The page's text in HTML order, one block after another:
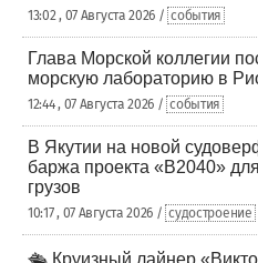
13:02 , 07 Августа 2026 / события
Глава Морской коллегии
морскую лабораторию в
12:44 , 07 Августа 2026 / события
В Якутии на новой
баржа проекта «В2040»
грузов
10:17 , 07 Августа 2026 / судостроение
🛳️ Круизный лайнер